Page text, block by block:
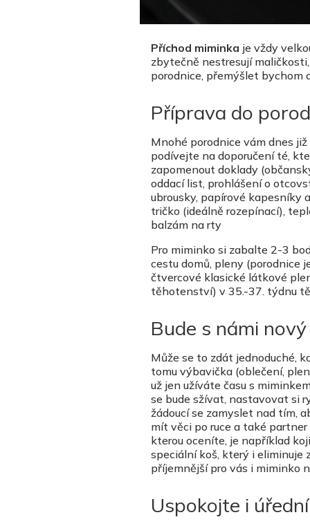
Příchod miminka je vždy
zbytečně nestresují
porodnice, přemýšlet bychom
Příprava do
Mnohé porodnice vám dnes
podívejte na doporučení té,
zapomenout doklady
oddací list, prohlášení o
ubrousky, papírové kapesníky
tričko (ideálně rozepínací),
balzám na rty
Pro miminko si zabalte 2-3
cestu domů, pleny (porodnice
čtvercové klasické látkové
těhotenství) v 35.-37. týdnu
Bude s námi
Může se to zdát jednoduché,
tomu výbavička (oblečení,
už jen užíváte času s
se bude sžívat, nastavovat si
žádoucí se zamyslet nad tím,
mít věci po ruce a také
kterou oceníte, je například
speciální koš, který i eliminuje
příjemnější pro vás i miminko
Uspokojte i